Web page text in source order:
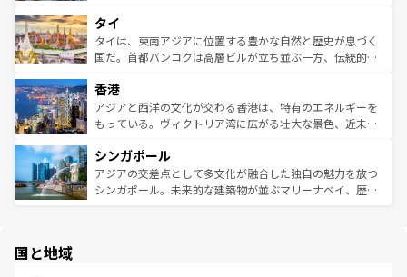
リティに包まれながら、韓国の多彩な魅力を心ゆくまで味
わってみてほしい。 なお、新着の韓国情報はコンテンツ一
覧を参照してほしい。
急速な発展と共に伝統が息づく。ハノイの古い町並みやホ
ーチミン市のフランス統治時代の建物も、独特の雰囲気を
醸し出している。また、バラエティの豊かさとおいしさで
とつ。フォーやバインミー、ベトナムコーヒーなどは、ぜ
ひ現地で味わいたい。どの地域を訪れてもあたたかい人々
が旅行者を迎えてくれるので、きっと忘れられない旅にな
参照してほしい。
タイ
タイは、東南アジアに位置する豊かな自然と歴史が息づく
国だ。首都バンコクは高層ビルが立ち並ぶ一方、伝統的な
の活気が交差している。北部ではチェンマイなどの山岳地
帯で自然と触れ合い、南部ではプーケットやクラビの美し
いビーチでリゾート気分を楽しむことができる。タイ料理
激する。気候は一年中温暖で、どの季節にも異なる楽しみ
が待っている。親しみやすいタイの人々、仏教を中心とし
た文化、そして多様な観光資源が、訪れる旅人を魅了し続
香港
アジアと西洋の文化が交わる香港は、特有のエネルギーを
もっている。ヴィクトリア湾に広がる壮大な景色、近未来
み、どこを訪れても感動するはず。観光スポットが密集し
ており、効率よく見どころを回れるのも魅力。息をのむよ
うな絶景から文化的な体験まで、香港を存分に楽しみ尽く
シンガポール
アジアの交差点として多文化が融合した独自の魅力を放つ
シンガポール。未来的な建築物が並ぶマリーナベイ、歴史
国と地域